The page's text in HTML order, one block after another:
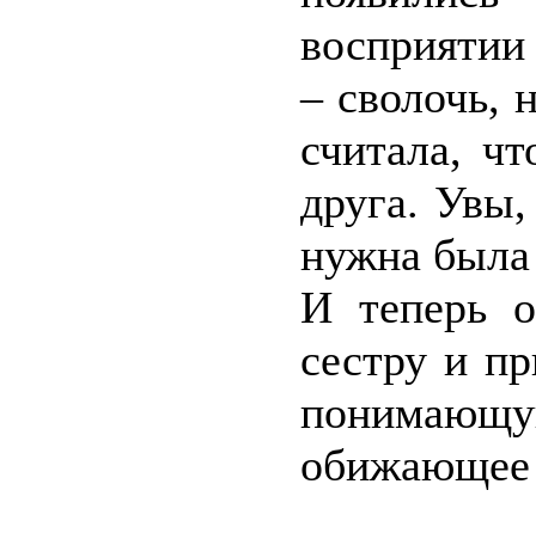
– сволочь,
считала,
друга. Увы,
нужна
И теперь
сестру и
обижающее